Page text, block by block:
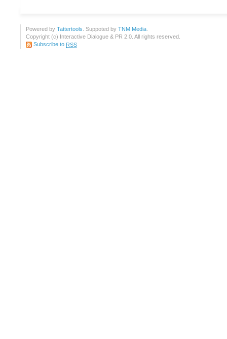
Powered by Tattertools . Suppoted by TNM Media
Copyright (c) Interactive Dialogue & PR 2.0. All rights reserved.
Subscribe to RSS